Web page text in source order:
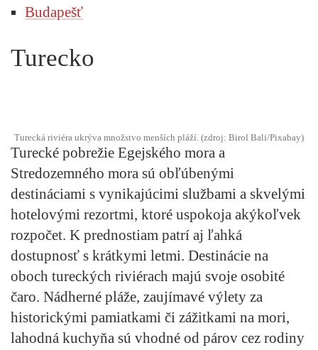
Budapešť
Turecko
Turecká riviéra ukrýva množstvo menších pláží. (zdroj: Birol Bali/Pixabay)
Turecké pobrežie Egejského mora a
Stredozemného mora sú obľúbenými
destináciami s vynikajúcimi službami a skvelými
hotelovými rezortmi, ktoré uspokoja akýkoľvek
rozpočet. K prednostiam patrí aj ľahká
dostupnosť s krátkymi letmi. Destinácie na
oboch tureckých riviérach majú svoje osobité
čaro. Nádherné pláže, zaujímavé výlety za
historickými pamiatkami či zážitkami na mori,
lahodná kuchyňa sú vhodné od párov cez rodiny